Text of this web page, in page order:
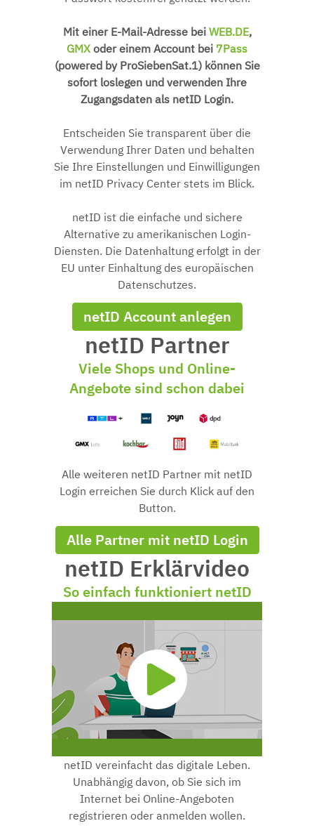
Mit einer E-Mail-Adresse beiWEB.DE,
GMX oder einem Account bei 7Pass
(powered by ProSiebenSat.1) können Sie
sofort loslegen und verwenden Ihre
Zugangsdaten als netID Login.
Entscheiden Sie transparent über die
Verwendung Ihrer Daten und behalten
Sie Ihre Einstellungen und Einwilligungen
im netID Privacy Center stets im Blick.
netID ist die einfache und sichere
Alternative zu amerikanischen Login-
Diensten. Die Datenhaltung erfolgt in der
EU unter Einhaltung des europäischen
Datenschutzes.
netID Account anlegen
netID Partner
Viele Shops und Online-
Angebote sind schon dabei
Alle weiteren netID Partner mit netID
Login erreichen Sie durch Klick auf den
Button.
Alle Partner mit netID Login
netID Erklärvideo
So einfach funktioniert netID
netID vereinfacht das digitale Leben.
Unabhängig davon, ob Sie sich im
Internet bei Online-Angeboten
registrieren oder anmelden wollen.